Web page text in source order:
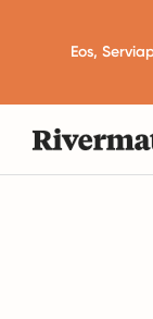
Eos,